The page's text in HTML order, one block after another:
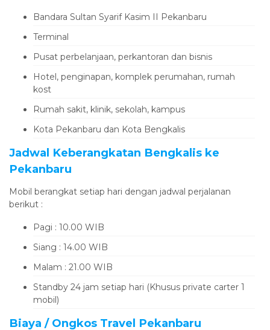
Bandara Sultan Syarif Kasim II Pekanbaru
Terminal
Pusat perbelanjaan, perkantoran dan bisnis
Hotel, penginapan, komplek perumahan, rumah
kost
Rumah sakit, klinik, sekolah, kampus
Kota Pekanbaru dan Kota Bengkalis
Jadwal Keberangkatan Bengkalis ke
Pekanbaru
Mobil berangkat setiap hari dengan jadwal perjalanan
berikut :
Pagi : 10.00 WIB
Siang : 14.00 WIB
Malam : 21.00 WIB
Standby 24 jam setiap hari (Khusus private carter 1
mobil)
Biaya / Ongkos Travel Pekanbaru